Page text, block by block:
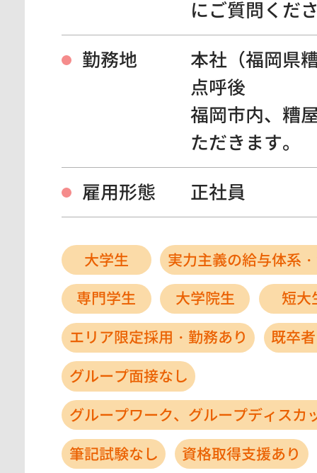
にご質問くだ
勤務地
本社（福岡県
点呼後
福岡市内、糟
ただきます。
雇用形態
正社員
大学生
実力主義の給与体系
専門学生
大学院生
短大
エリア限定採用・勤務あり
既卒
グループ面接なし
グループワーク、グループディスカ
筆記試験なし
資格取得支援あり